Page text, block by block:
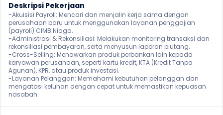
Deskripsi Pekerjaan
-Akuisisi Payroll: Mencari dan menjalin kerja sama dengan
perusahaan baru untuk menggunakan layanan penggajian
(payroll) CIMB Niaga.
-Administrasi & Rekonsiliasi: Melakukan monitoring transaksi dan
rekonsiliasi pembayaran, serta menyusun laporan piutang.
-Cross-Selling: Menawarkan produk perbankan lain kepada
karyawan perusahaan, seperti kartu kredit, KTA (Kredit Tanpa
Agunan), KPR, atau produk investasi.
-Layanan Pelanggan: Memahami kebutuhan pelanggan dan
mengatasi keluhan dengan cepat untuk memastikan kepuasan
nasabah.